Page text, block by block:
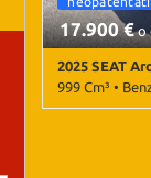
17.900 €o
2025 SEAT
999 Cm³ •